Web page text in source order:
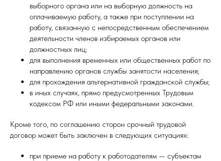
выборного органа или на выборную должность на
оплачиваемую работу, а также при поступлении на
работу, связанную с непосредственным обеспечением
деятельности членов избираемых органов или
должностных лиц;
для выполнения временных или общественных работ по
направлению органов службы занятости населения;
для прохождения альтернативной гражданской службы;
в иных случаях, прямо предусмотренных Трудовым
кодексом РФ или иными федеральными законами.
Кроме того, по соглашению сторон срочный трудовой
договор может быть заключен в следующих ситуациях:
при приеме на работу к работодателям — субъектам